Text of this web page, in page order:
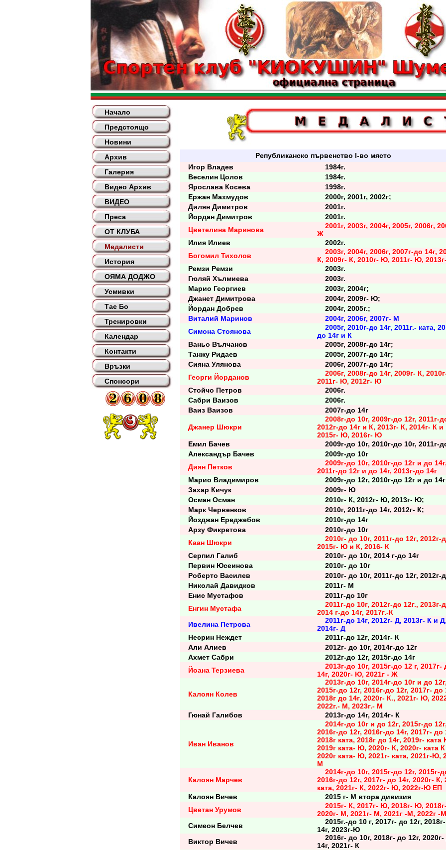
Начало
Предстоящо
Новини
Архив
Галерия
Видео Архив
ВИДЕО
Преса
ОТ КЛУБА
Медалисти
История
ОЯМА ДОДЖО
Усмивки
Тае Бо
Тренировки
Календар
Контакти
Връзки
Спонсори
Републиканско първенство I-во място
Игор Владев
1984г.
Веселин Цолов
1984г.
Ярослава Косева
1998г.
Ержан Махмудов
2000г, 2001г, 2002г;
Дилян Димитров
2001г.
Йордан Димитров
2001г.
Цветелина Маринова
2001г, 2003г, 2004г, 2005г, 2006г,
Ж
Илия Илиев
2002г.
Богомил Тихолов
2003г, 2004г, 2006г, 2007г-до 14г,
К, 2009г- К, 2010г- Ю, 2011г- Ю,
Ремзи Ремзи
2003г.
Гюляй Хълмиева
2003г.
Марио Георгиев
2003г, 2004г;
Джанет Димитрова
2004г, 2009г- Ю;
Йордан Добрев
2004г, 2005г.;
Виталий Маринов
2004г, 2006г, 2007г- М
Симона Стоянова
2005г, 2010г-до 14г, 2011г.- ката,
до 14г и К
Ваньо Вълчанов
2005г, 2008г-до 14г;
Танжу Ридаев
2005г, 2007г-до 14г;
Сияна Улянова
2006г, 2007г-до 14г;
Георги Йорданов
2006г, 2008г-до 14г, 2009г- К,
2011г- Ю, 2012г- Ю
Стойчо Петров
2006г.
Сабри Ваизов
2006г.
Ваиз Ваизов
2007г-до 14г
Джанер Шюкри
2008г-до 10г, 2009г-до 12г, 2011г-
2012г-до 14г и К, 2013г- К, 2014г- К
2015г- Ю, 2016г- Ю
Емил Бачев
2009г-до 10г, 2010г-до 10г, 2011г-
Александър Бачев
2009г-до 10г
Диян Петков
2009г-до 10г, 2010г-до 12г и до 14г,
2011г-до 12г и до 14г, 2013г-до 14г
Марио Владимиров
2009г-до 12г, 2010г-до 12г и до
Захар Кичук
2009г- Ю
Осман Осман
2010г- К, 2012г- Ю, 2013г- Ю;
Марк Червенков
2010г, 2011г-до 14г, 2012г- К;
Йозджан Ереджебов
2010г-до 14г
Арзу Фикретова
2010г-до 10г
Каан Шюкри
2010г- до 10г, 2011г-до 12г, 2012г-
2015г- Ю и К, 2016- К
Серпил Галиб
2010г- до 10г, 2014 г-до 14г
Первин Юсеинова
2010г- до 10г
Роберто Василев
2010г- до 10г, 2011г-до 12г, 2012г-
Николай Давидков
2011г- М
Енис Мустафов
2011г-до 10г
Енгин Мустафа
2011г-до 10г, 2012г-до 12г., 2013г-
2014 г-до 14г, 2017г.-К
Ивелина Петрова
2011г-до 14г, 2012г- Д, 2013г- К и Д,
2014г- Д
Несрин Неждет
2011г-до 12г, 2014г- К
Али Алиев
2012г- до 10г, 2014г-до 12г
Ахмет Сабри
2012г-до 12г, 2015г-до 14г
Йоана Терзиева
2013г-до 10г, 2015г-до 12 г, 2017г-
14г, 2020г- Ю, 2021г - Ж
Калоян Колев
2013г-до 10г, 2014г-до 10г и до 12г,
2015г-до 12г, 2016г-до 12г, 2017г- до
2018г до 14г, 2020г- К., 2021г- Ю,
2022г.- М, 2023г.- М
Гюнай Галибов
2013г-до 14г, 2014г- К
Иван Иванов
2014г-до 10г и до 12г, 2015г-до 12г,
2016г-до 12г, 2016г-до 14г, 2017г- до
2018г ката, 2018г до 14г, 2019г- ката
2019г ката- Ю, 2020г- К, 2020г- ката
2020г ката- Ю, 2021г- ката, 2021г-Ю,
М
Калоян Марчев
2014г-до 10г, 2015г-до 12г, 2015г-
2016г-до 12г, 2017г- до 14г, 2020г- К,
ката, 2021г- К, 2022г- Ю, 2022г-Ю ЕП
Калоян Вичев
2015 г- М втора дивизия
Цветан Урумов
2015г- К, 2017г- Ю, 2018г- Ю,
2020г- М, 2021г- М, 2021г -М, 2022г -М
Симеон Белчев
2015г.-до 10 г, 2017г- до 12г,
14г, 2023г-Ю
Виктор Вичев
2016г- до 10г, 2018г- до 12г, 2020г-
14г, 2021г- К